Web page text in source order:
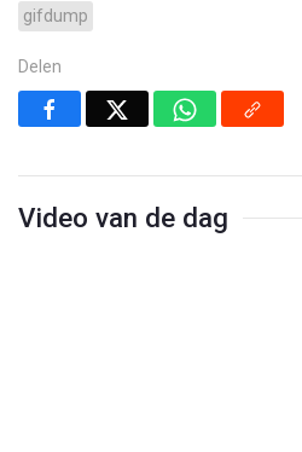
gifdump
Delen
Video van de dag